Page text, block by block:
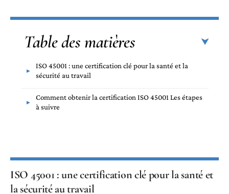
Table des matières
ISO 45001 : une certification clé pour la santé et la
sécurité au travail
Comment obtenir la certification ISO 45001 Les étapes
à suivre
ISO 45001 : une certification clé pour la santé et
la sécurité au travail